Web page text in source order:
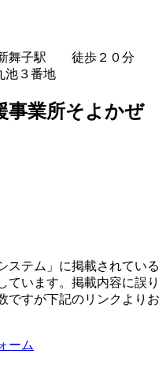
舞子駅 徒歩２０分
池３番地
事業所そよかぜ
ステム」に掲載されている
ています。掲載内容に誤り
ですが下記のリンクよりお
ーム